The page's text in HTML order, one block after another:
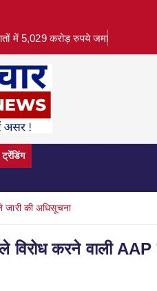
में 5,029 करोड़ रुपये जमा
ट्रेंडिंग
की अधिसूचना
करने वाली AAP